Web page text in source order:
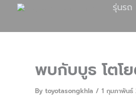
รุ่นรถ
พบกับบูธ โตโ
By toyotasongkhla / 1 กุมภาพันธ์